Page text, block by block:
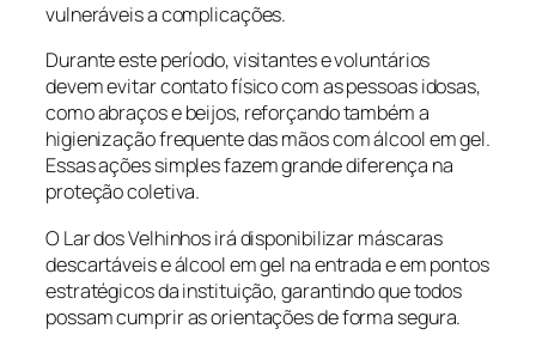
vulneráveis a complicações.
Durante este período, visitantes e voluntários
devem evitar contato físico com as pessoas idosas,
como abraços e beijos, reforçando também a
higienização frequente das mãos com álcool em gel.
Essas ações simples fazem grande diferença na
proteção coletiva.
O Lar dos Velhinhos irá disponibilizar máscaras
descartáveis e álcool em gel na entrada e em pontos
estratégicos da instituição, garantindo que todos
possam cumprir as orientações de forma segura.